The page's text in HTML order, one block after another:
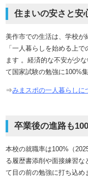
住まいの安さと安
美作市での生活は、学校が
「一人暮らしを始める上
ます 。経済的な不安が少
て国家試験の勉強に100%
⇒みまスポの一人暮らしに
卒業後の進路も
本校の就職率は100%（
る履歴書添削や面接練習な
て目の前の勉強に打ち込め